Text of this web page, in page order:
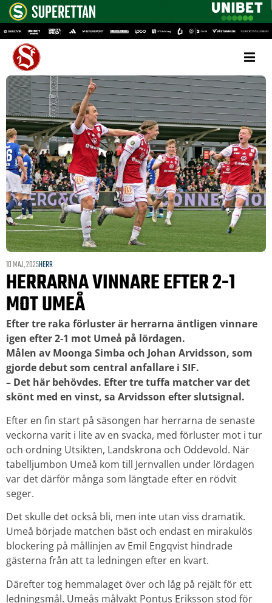
10 MAJ, 2025HERR
HERRARNA VINNARE EFTER 2-1
MOT UMEÅ
Efter tre raka förluster är herrarna äntligen vinnare
igen efter 2-1 mot Umeå på lördagen.
Målen av Moonga Simba och Johan Arvidsson, som
gjorde debut som central anfallare i SIF.
– Det här behövdes. Efter tre tuffa matcher var det
skönt med en vinst, sa Arvidsson efter slutsignal.
Efter en fin start på säsongen har herrarna de senaste
veckorna varit i lite av en svacka, med förluster mot i tur
och ordning Utsikten, Landskrona och Oddevold. När
tabelljumbon Umeå kom till Jernvallen under lördagen
var det därför många som längtade efter en rödvit
seger.
Det skulle det också bli, men inte utan viss dramatik.
Umeå började matchen bäst och endast en mirakulös
blockering på mållinjen av Emil Engqvist hindrade
gästerna från att ta ledningen efter en kvart.
Därefter tog hemmalaget över och låg på rejält för ett
ledningsmål. Umeås målvakt Pontus Eriksson stod för